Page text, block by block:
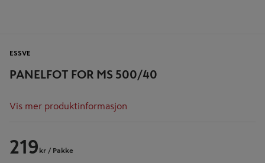
PANELFOT FOR MS 500/40
ESSVE
Vis mer produktinformasjon
219 kr / Pakke